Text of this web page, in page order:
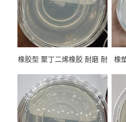
橡胶型 聚丁二烯橡胶 耐磨 耐
性
橡